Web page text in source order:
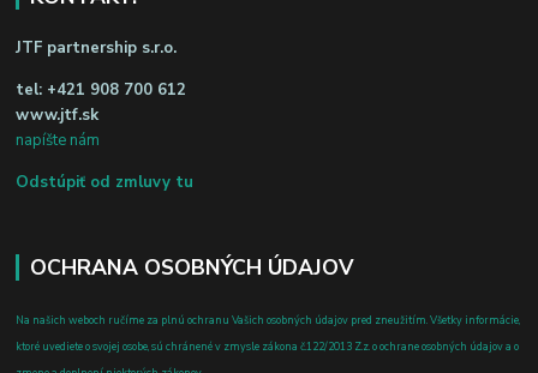
JTF partnership s.r.o.
tel: +421 908 700 612
www.jtf.sk
napíšte nám
Odstúpiť od zmluvy tu
OCHRANA OSOBNÝCH ÚDAJOV
Na našich weboch ručíme za plnú ochranu Vašich osobných údajov pred zneužitím. Všetky informácie,
ktoré uvediete o svojej osobe, sú chránené v zmysle zákona č.122/2013 Z.z. o ochrane osobných údajov a o